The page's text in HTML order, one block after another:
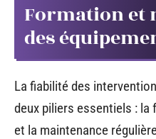
Formation et
des
La fiabilité des
deux piliers essentiels :
et la maintenance